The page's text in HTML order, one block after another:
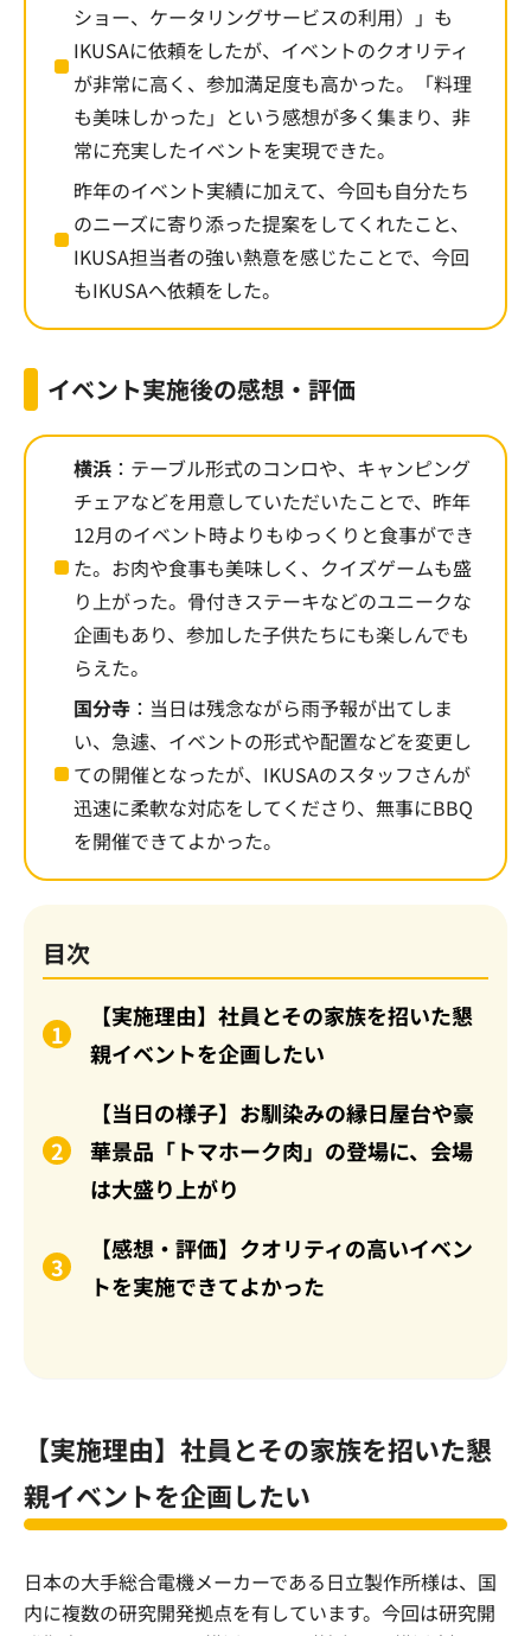
ショー、ケータリングサービスの利用）」も
IKUSAに依頼をしたが、イベントのクオリティ
が非常に高く、参加満足度も高かった。「料理
も美味しかった」という感想が多く集まり、非
常に充実したイベントを実現できた。
昨年のイベント実績に加えて、今回も自分たち
のニーズに寄り添った提案をしてくれたこと、
IKUSA担当者の強い熱意を感じたことで、今回
もIKUSAへ依頼をした。
イベント実施後の感想・評価
横浜 ：テーブル形式のコンロや、キャンピング
チェアなどを用意していただいたことで、昨年
12月のイベント時よりもゆっくりと食事ができ
た。お肉や食事も美味しく、クイズゲームも盛
り上がった。骨付きステーキなどのユニークな
企画もあり、参加した子供たちにも楽しんでも
らえた。
国分寺 ：当日は残念ながら雨予報が出てしま
い、急遽、イベントの形式や配置などを変更し
ての開催となったが、IKUSAのスタッフさんが
迅速に柔軟な対応をしてくださり、無事にBBQ
を開催できてよかった。
目次
【実施理由】社員とその家族を招いた懇
親イベントを企画したい
【当日の様子】お馴染みの縁日屋台や豪
華景品「トマホーク肉」の登場に、会場
は大盛り上がり
【感想・評価】クオリティの高いイベン
トを実施できてよかった
【実施理由】社員とその家族を招いた懇
親イベントを企画したい
日本の大手総合電機メーカーである日立製作所様は、国
内に複数の研究開発拠点を有しています。今回は研究開